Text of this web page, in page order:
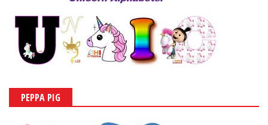
PEPPA PIG